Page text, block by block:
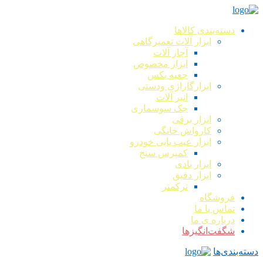
دسته‌بندی کالاها
ابزار آلات تعمیرگاهی
آچار آلات
ابزار مخصوص
جعبه بکس
ابزارگاراژی ودستی
انبر آلات
جک سوسماری
ابزار برقی
کارواش خانگی
ابزار عیب یابی خودرو
کمپرس سنج
ابزار بادی
ابزار دقیق
ترکمتر
فروشگاه
تماس با ما
درباره ی ما
شگفت‌انگیزها
دسته‌بندی‌ها